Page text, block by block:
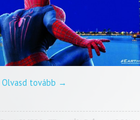
Olvasd tovább →